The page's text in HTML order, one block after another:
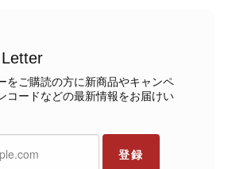
をご購読の方に新商品やキャンペ
コードなどの最新情報をお届けい
登録